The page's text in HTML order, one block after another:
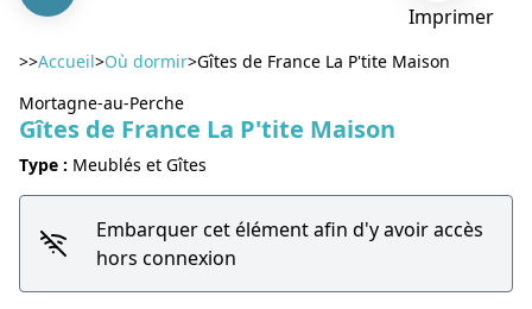
Imprimer
>>Accueil>Où dormir>Gîtes de France La P'tite Maison
Mortagne-au-Perche
Gîtes de France La P'tite Maison
Type : Meublés et Gîtes
Embarquer cet élément afin d'y avoir accès
hors connexion